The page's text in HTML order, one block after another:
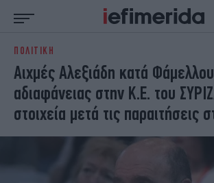
ΕΙΔΗΣΕΙΣ
NON PAPER
ΕΛΛΑΔΑ
ΟΙΚΟΝΟΜΙΑ
ΚΟΣΜΟΣ
ΠΟΛΙΤΙΣΜΟΣ
ΖΩΗ
ΣΠΟΡ
STORIES
ΠΟΛΙΤΙΚΗ
Αιχμές Αλεξιάδη κατά
αδιαφάνειας στην Κ.Ε. του
στοιχεία μετά τις παραιτήσεις